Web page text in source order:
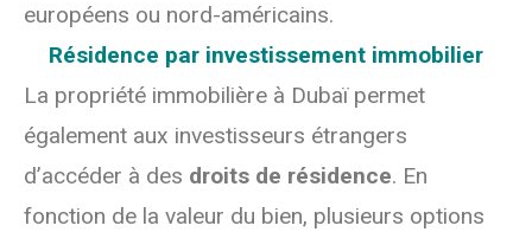
européens ou nord-américains.
Résidence par investissement immobilier
La propriété immobilière à Dubaï permet
également aux investisseurs étrangers
d’accéder à des droits de résidence. En
fonction de la valeur du bien, plusieurs options